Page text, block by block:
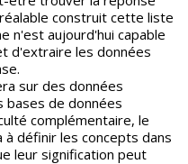
construit cette liste
n'est aujourd'hui capable
d'extraire les données
sur des données
bases de données
complémentaire, le
à définir les concepts dans
leur signification peut